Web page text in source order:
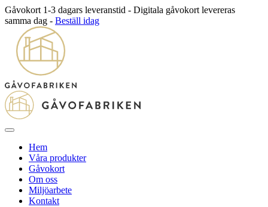
Gåvokort 1-3 dagars leveranstid - Digitala gåvokort levereras
samma dag - Beställ idag
Hem
Våra produkter
Gåvokort
Om oss
Miljöarbete
Kontakt